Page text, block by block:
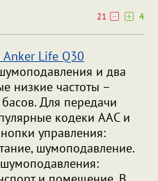
21
4
Life Q30
и два
низкие частоты –
Для передачи
кодеки AAC и
управления:
шумоподавление.